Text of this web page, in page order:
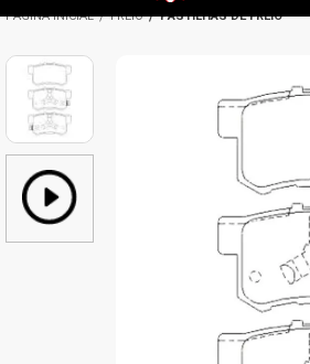
FREIO PASTILHAS DE FREIO